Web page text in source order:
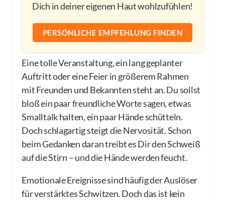
Dich in deiner eigenen Haut wohlzufühlen!
PERSÖNLICHE EMPFEHLUNG FINDEN
Eine tolle Veranstaltung, ein lang geplanter
Auftritt oder eine Feier in größerem Rahmen
mit Freunden und Bekannten steht an. Du sollst
bloß ein paar freundliche Worte sagen, etwas
Smalltalk halten, ein paar Hände schütteln.
Doch schlagartig steigt die Nervosität. Schon
beim Gedanken daran treibt es Dir den Schweiß
auf die Stirn – und die Hände werden feucht.
Emotionale Ereignisse sind häufig der Auslöser
für verstärktes Schwitzen. Doch das ist kein